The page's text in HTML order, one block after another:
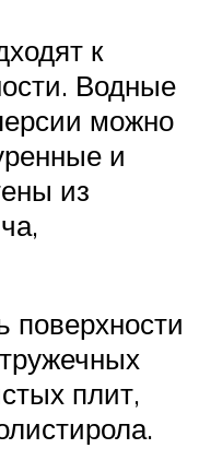
к
Водные
можно
и
из
плит,